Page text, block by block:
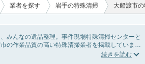
業者を探す 岩手の特殊清掃 大船渡市
みんなの遺品整理。事件現場特殊清掃センターと
の作業品質の高い特殊清掃業者を掲載していま
品の処分・回収・引き取りから、事件・事故・自